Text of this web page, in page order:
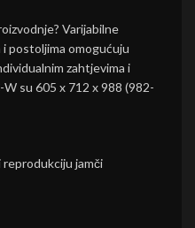
Varijabilne
postoljima omogućuju
zahtjevima i
su 605 x 712 x 988 (982-
reprodukciju jamči